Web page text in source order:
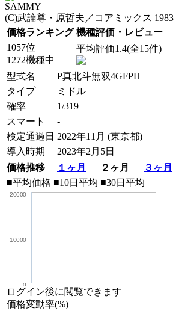
SAMMY
(C)武論尊・原哲夫／コアミックス
価格ランキング 機種評価・レビュー
1057位
1272機種中
平均評価1.4(全15件)
型式名
P真北斗無双4GFPH
タイプ
ミドル
確率
1/319
スマート
-
検定通過日 2022年11月 (東京都)
導入時期
2023年2月5日
価格推移
１ヶ月 ２ヶ月
３ヶ月
■平均価格 ■10日平均 ■30日平均
0
10000
20000
ログイン後に閲覧できます
価格変動率(%)